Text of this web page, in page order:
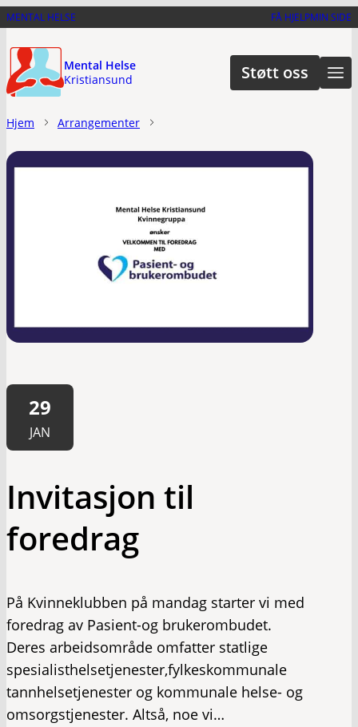
Hopp
hovedinnhold
MENTAL HELSE FÅ HJELPMIN SIDE
Mental Helse
Kristiansund
Støtt oss
Hjem Arrangementer
29
JAN
Invitasjon til
foredrag
På Kvinneklubben på mandag starter vi med
foredrag av Pasient-og brukerombudet.
Deres arbeidsområde omfatter statlige
spesialisthelsetjenester,fylkeskommunale
tannhelsetjenester og kommunale helse- og
omsorgstjenester. Altså, noe vi…